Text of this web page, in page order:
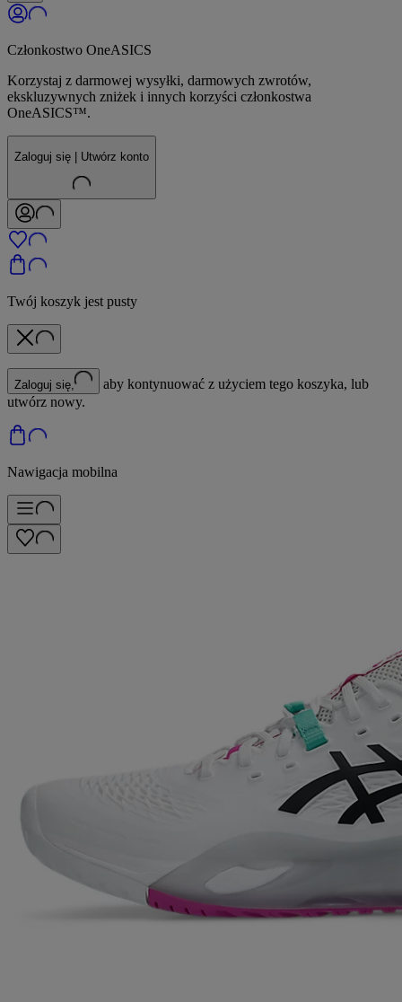
Członkostwo OneASICS
Korzystaj z darmowej wysyłki, darmowych zwrotów,
ekskluzywnych zniżek i innych korzyści członkostwa
OneASICS™.
Zaloguj się | Utwórz konto
Twój koszyk jest pusty
Zaloguj się,
aby kontynuować z użyciem tego koszyka, lub
utwórz nowy.
Nawigacja mobilna